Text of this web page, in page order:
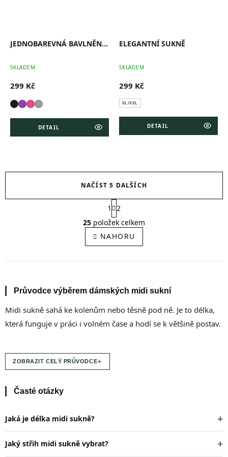
JEDNOBAREVNÁ BAVLNĚNÁ SUKNĚ
Průměrné
hvězdiček.
SKLADEM
299 Kč
DETAIL
ELEGANTNÍ SUKNĚ
SKLADEM
299 Kč
XL/XXL
DETAIL
O
v
l
á
a
p
v
k
y
NAČÍST 5 DALŠÍCH
S
t
r
á
n
k
v
í
1
2
25 položek celkem
NAHORU
Průvodce výběrem dámských midi sukní
Midi sukně sahá ke kolenům nebo těsně pod ně. Je to délka,
která funguje v práci i volném čase a hodí se k většině postav.
ZOBRAZIT CELÝ PRŮVODCE+
Časté otázky
Jaká je délka midi sukně?
Jaký střih midi sukně vybrat?